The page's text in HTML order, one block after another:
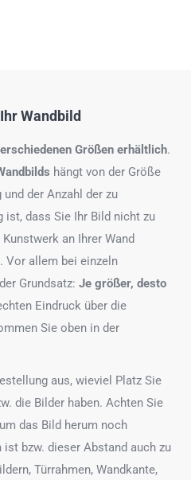
Wandbild
Größen erhältlich.
hängt von der Größe
und der Anzahl der zu
ist, dass Sie Ihr Bild nicht zu
an Ihrer Wand
Vor allem bei einzeln
Grundsatz: Je größer, desto
Eindruck über die
Sie oben in der
aus, wieviel Platz Sie
die Bilder haben. Achten Sie
das Bild herum noch
ist bzw. dieser Abstand auch zu
Türrahmen, Wandkante,